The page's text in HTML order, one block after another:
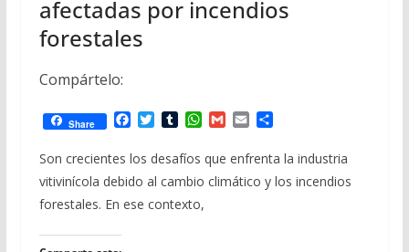
afectadas por incendios
forestales
Compártelo:
Share
F
c
e
b
o
T
i
t
t
e
T
m
b
l
r
W
a
t
s
G
a
i
l
E
a
i
l
C
m
p
a
Son crecientes los desafíos que enfrenta la industria
vitivinícola debido al cambio climático y los incendios
forestales. En ese contexto,